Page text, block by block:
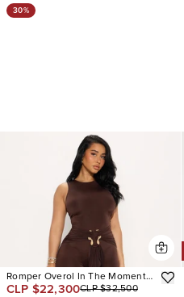
30%
Romper Overol In The Moment
Draped
CLP $22,300CLP $32,500